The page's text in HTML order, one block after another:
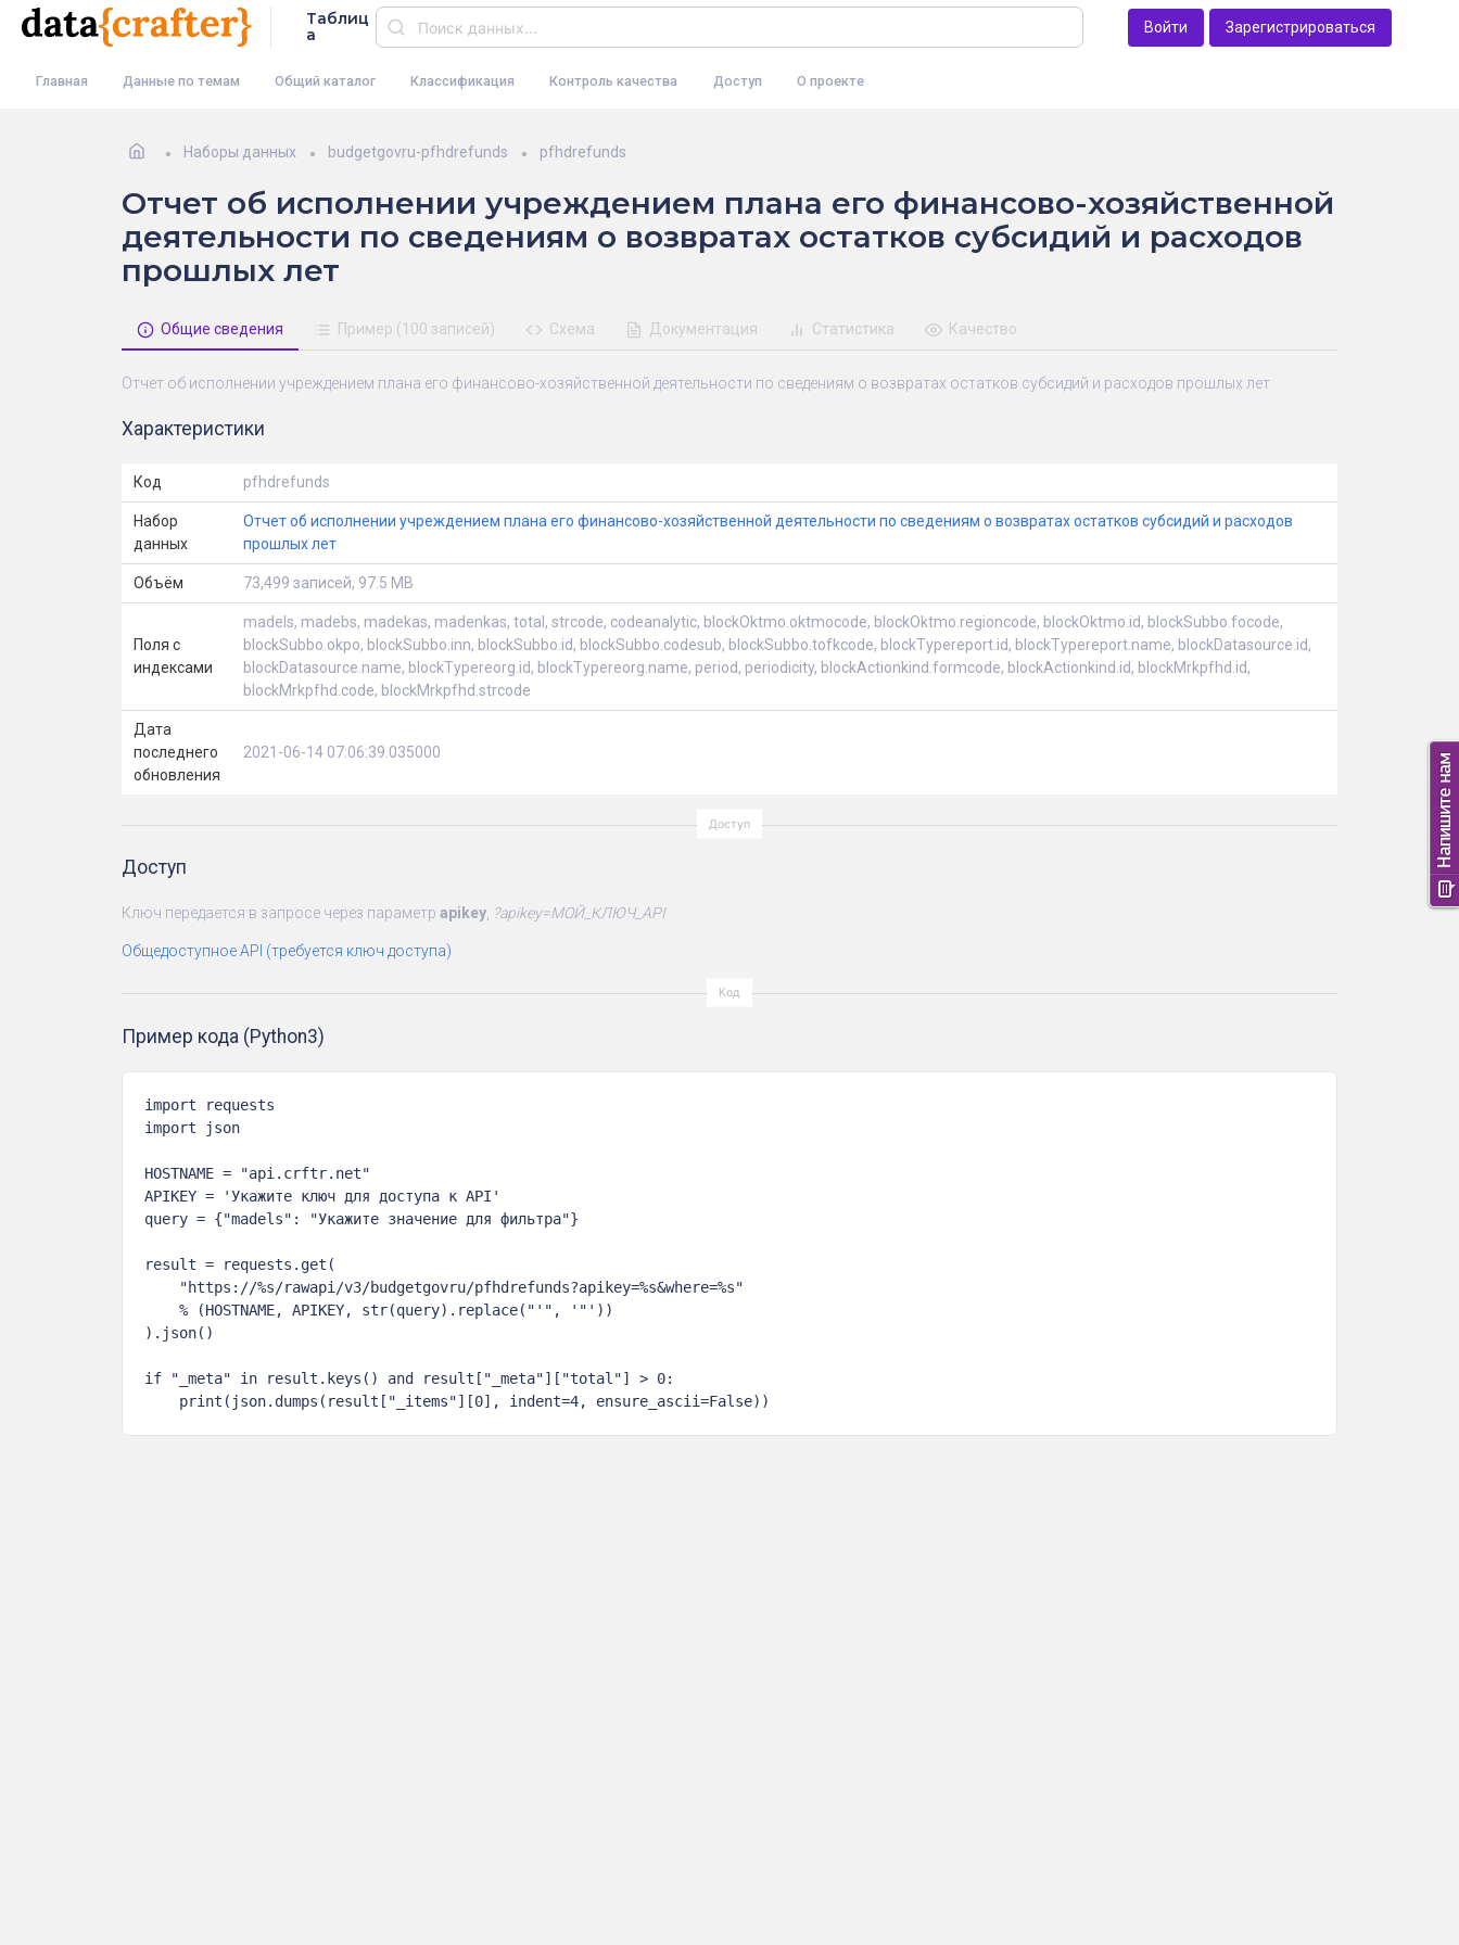
Таблиц
а
Войти Зарегистрироваться
Главная Данные по темам Общий каталог Классификация Контроль качества Доступ О проекте
Наборы данных budgetgovru-pfhdrefunds pfhdrefunds
Отчет об исполнении учреждением плана его финансово-хозяйственной
деятельности по cведениям о возвратах остатков субсидий и расходов
прошлых лет
Общие сведения Пример (100 записей) Схема Документация Статистика Качество
Отчет об исполнении учреждением плана его финансово-хозяйственной деятельности по cведениям о возвратах остатков субсидий и расходов прошлых лет
Характеристики
Код pfhdrefunds
Набор
данных
Отчет об исполнении учреждением плана его финансово-хозяйственной деятельности по cведениям о возвратах остатков субсидий и расходов
прошлых лет
Объём 73,499 записей, 97.5 MB
Поля с
индексами
madels, madebs, madekas, madenkas, total, strcode, codeanalytic, blockOktmo.oktmocode, blockOktmo.regioncode, blockOktmo.id, blockSubbo.focode,
blockSubbo.okpo, blockSubbo.inn, blockSubbo.id, blockSubbo.codesub, blockSubbo.tofkcode, blockTypereport.id, blockTypereport.name, blockDatasource.id,
blockDatasource.name, blockTypereorg.id, blockTypereorg.name, period, periodicity, blockActionkind.formcode, blockActionkind.id, blockMrkpfhd.id,
blockMrkpfhd.code, blockMrkpfhd.strcode
Дата
последнего
обновления
2021-06-14 07:06:39.035000
Доступ
Ключ передается в запросе через параметр apikey, ?apikey=МОЙ_КЛЮЧ_API
Общедоступное API (требуется ключ доступа)
Пример кода (Python3)
import requests
import json
HOSTNAME = "api.crftr.net"
APIKEY = 'Укажите ключ для доступа к API'
query = {"madels": "Укажите значение для фильтра"}
result = requests.get(
    "https://%s/rawapi/v3/budgetgovru/pfhdrefunds?apikey=%s&where=%s"
    % (HOSTNAME, APIKEY, str(query).replace("'", '"'))
).json()
if "_meta" in result.keys() and result["_meta"]["total"] > 0:
    print(json.dumps(result["_items"][0], indent=4, ensure_ascii=False))